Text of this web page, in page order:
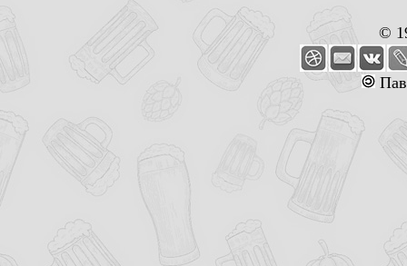
©